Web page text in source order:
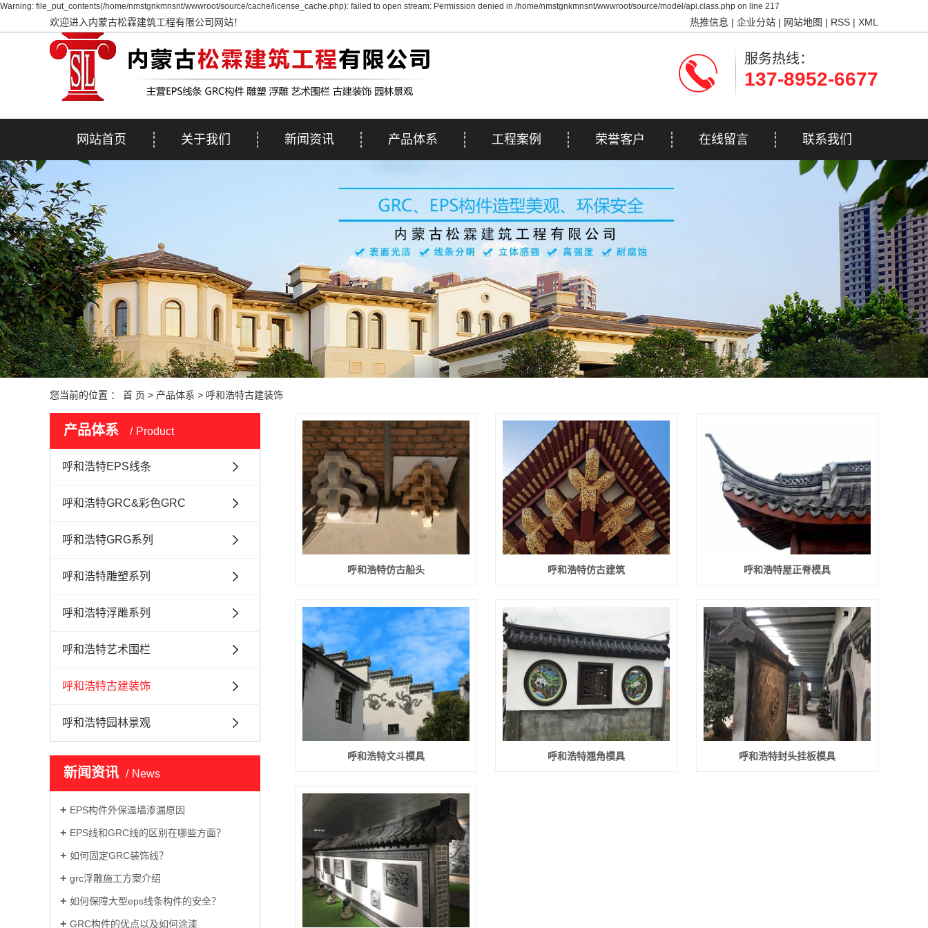
Warning: file_put_contents(/home/nmstgnkmnsnt/wwwroot/source/cache/license_cache.php): failed to open stream: Permission denied in /home/nmstgnkmnsnt/wwwroot/source/model/api.class.php on line 217
欢迎进入内蒙古松霖建筑工程有限公司网站！ 热推信息 | 企业分站 | 网站地图 | RSS | XML
服务热线：
137-8952-6677
网站首页 关于我们 新闻资讯 产品体系
呼和浩特GRC&彩色
GRC
呼和浩特GRG系列
呼和浩特雕塑系列
呼和浩特浮雕系列
呼和浩特艺术围栏
呼和浩特古建装饰
呼和浩特园林景观
工程案例
施工案例
荣誉客户 在线留言 联系我们
联系我们
您当前的位置 ： 首 页 > 产品体系 > 呼和浩特古建装饰
产品体系 Product
呼和浩特EPS线条
呼和浩特GRC&彩色GRC
呼和浩特GRG系列
呼和浩特雕塑系列
呼和浩特浮雕系列
呼和浩特艺术围栏
呼和浩特古建装饰
呼和浩特园林景观
新闻资讯 News
EPS构件外保温墙渗漏原因
EPS线和GRC线的区别在哪些方面？
如何固定GRC装饰线？
grc浮雕施工方案介绍
如何保障大型eps线条构件的安全？
GRC构件的优点以及如何涂漆
呼和浩特仿古船头 呼和浩特仿古建筑 呼和浩特屋正脊模具
呼和浩特文斗模具 呼和浩特翘角模具 呼和浩特封头挂板模具